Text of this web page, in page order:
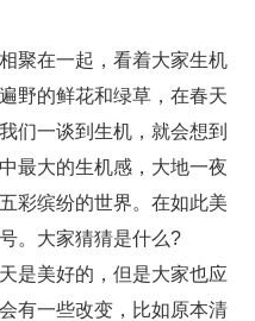
聚在一起，看着大家生机
野的鲜花和绿草，在春天
们一谈到生机，就会想到
最大的生机感，大地一夜
彩缤纷的世界。在如此美
。大家猜猜是什么?
是美好的，但是大家也应
有一些改变，比如原本清